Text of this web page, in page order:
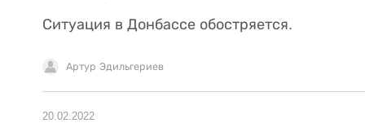
Ситуация в Донбассе обостряется.
Артур Эдильгериев
20.02.2022